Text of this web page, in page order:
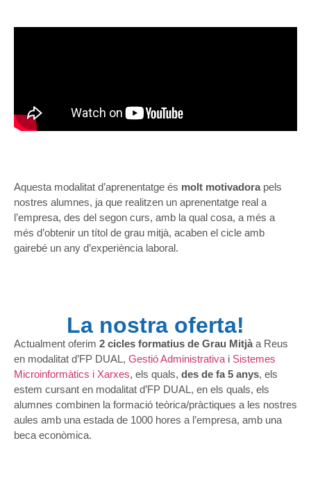
Aquesta modalitat d’aprenentatge és molt motivadorapels
nostres alumnes, ja que realitzen un aprenentatge real a
l’empresa, des del segon curs, amb la qual cosa, a més a
més d’obtenir un títol de grau mitjà, acaben el cicle amb
gairebé un any d’experiència laboral.
La nostra oferta!
Actualment oferim 2 cicles formatius de Grau Mitjàa Reus
en modalitat d’FP DUAL, Gestió Administrativai Sistemes
Microinformàtics i Xarxes, els quals, des de fa 5 anys, els
estem cursant en modalitat d’FP DUAL, en els quals, els
alumnes combinen la formació teòrica/pràctiques a les nostres
aules amb una estada de 1000 hores a l’empresa, amb una
beca econòmica.